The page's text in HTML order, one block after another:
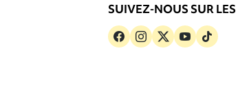
SUIVEZ-NOUS SUR LES